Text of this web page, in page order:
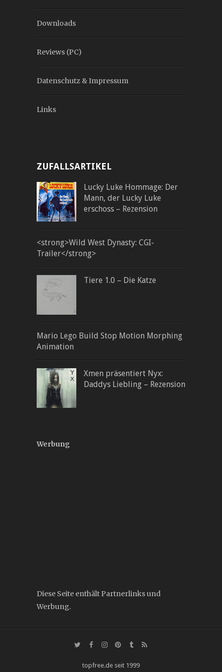
Downloads
Reviews (PC)
Datenschutz & Impressum
Links
ZUFALLSARTIKEL
Lucky Luke Hommage: Der
Mann, der Lucky Luke
erschoss – Rezension
<strong>Wild West Dynasty: CGI-
Trailer</strong>
Tiere 1.0 – Die Katze
Mario Lego Build Stop Motion Morphing
Animation
Xmen präsentiert Nyx:
Daddys Liebling – Rezension
Werbung
Diese Seite enthält Partnerlinks und
Werbung.
topfree.de seit 1999